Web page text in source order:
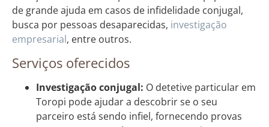
de grande ajuda em casos de infidelidade conjugal,
busca por pessoas desaparecidas, investigação
empresarial, entre outros.
Serviços oferecidos
Investigação conjugal: O detetive particular em
Toropi pode ajudar a descobrir se o seu
parceiro está sendo infiel, fornecendo provas